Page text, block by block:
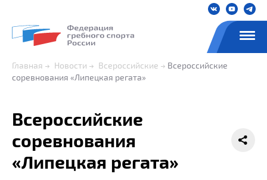
Главная Новости Всероссийские
Всероссийские
соревнования «Липецкая регата»
Всероссийские
соревнования
«Липецкая регата»